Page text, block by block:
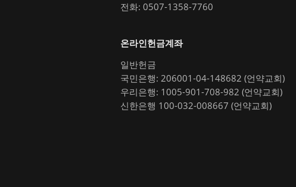
전화: 0507-1358-7760
온라인헌금계좌
일반헌금
국민은행: 206001-04-148682 (언약교회)
우리은행: 1005-901-708-982 (언약교회)
신한은행 100-032-008667 (언약교회)